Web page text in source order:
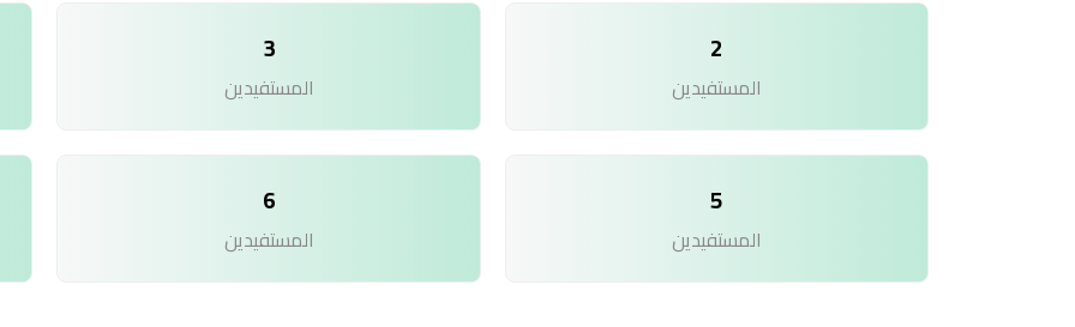
2
المستفيدين
3
المستفيدين
5
المستفيدين
6
المستفيدين